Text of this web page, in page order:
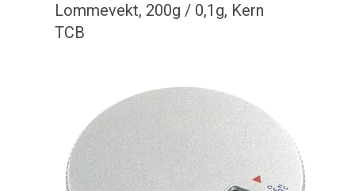
Lommevekt, 200g / 0,1g, Kern
TCB